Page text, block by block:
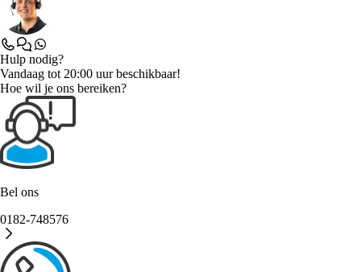
Hulp nodig?
Vandaag tot 20:00 uur beschikbaar!
Hoe wil je ons bereiken?
Bel ons
0182-748576